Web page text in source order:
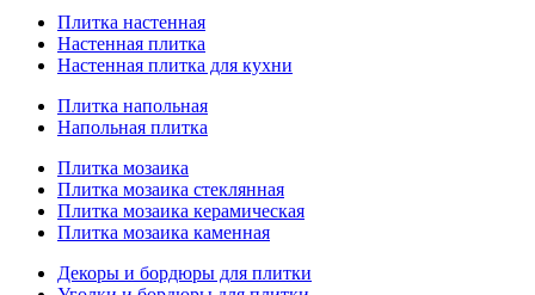
Плитка настенная
Настенная плитка
Настенная плитка для кухни
Плитка напольная
Напольная плитка
Плитка мозаика
Плитка мозаика стеклянная
Плитка мозаика керамическая
Плитка мозаика каменная
Декоры и бордюры для плитки